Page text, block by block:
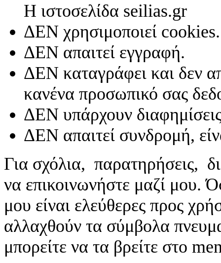
Η ιστοσελίδα seilias.gr
ΔΕΝ χρησιμοποιεί cookies.
ΔΕΝ απαιτεί εγγραφή.
ΔΕΝ καταγράφει και δεν
κανένα προσωπικό σας
ΔΕΝ υπάρχουν
ΔΕΝ απαιτεί συνδρομή,
Για σχόλια, παρατηρήσεις,
να επικοινωνήστε μαζί μου.
μου είναι ελεύθερες προς
αλλαχθούν τα σύμβολα
μπορείτε να τα βρείτε στο